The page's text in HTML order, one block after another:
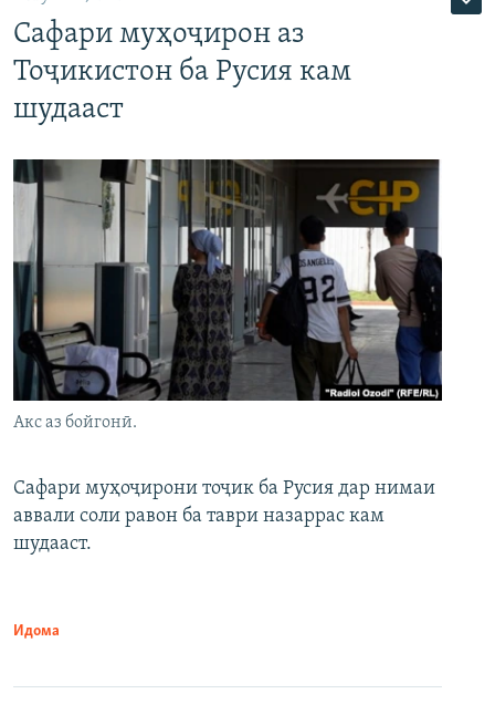
Сафари муҳоҷирон аз
Тоҷикистон ба Русия кам
шудааст
Акс аз бойгонӣ.
Сафари муҳоҷирони тоҷик ба Русия дар нимаи
аввали соли равон ба таври назаррас кам
шудааст.
Идома